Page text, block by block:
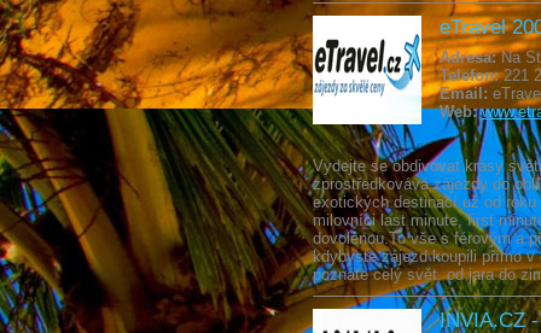
eTravel
Adresa:Na
Telefon:221
Email:
Web:
Vydejte se obdivovat krásy
zprostředkovává zájezdy do
exotických destinací už od
milovníci last minute, first
dovolenou.To vše s férovým a
kdybyste zájezd koupili přímo v
poznáte celý svět, od jara do
INVIA.CZ